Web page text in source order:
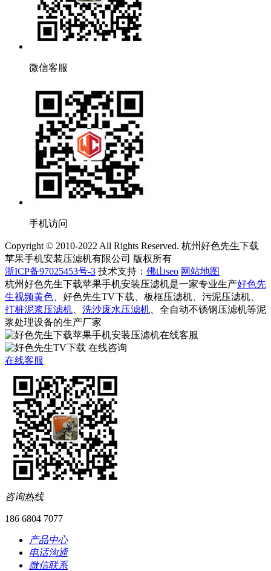
微信客服
手机访问
Copyright © 2010-2022 All Rights Reserved. 杭州好色先生下载
苹果手机安装压滤机有限公司 版权所有
浙ICP备97025453号-3 技术支持： 佛山seo 网站地图
杭州好色先生下载苹果手机安装压滤机是一家专业生产好色先
生视频黄色 、好色先生TV下载、板框压滤机、污泥压滤机、
打桩泥浆压滤机
洗沙废水压滤机 、全自动不锈钢压滤机等泥
浆处理设备的生产厂家
在线客服
咨询热线
186 6804 7077
产品中心
电话沟通
微信联系